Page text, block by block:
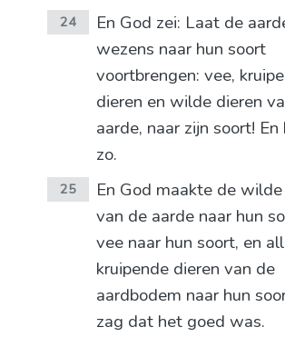
24
En God zei: Laat de
wezens naar hun soort
voortbrengen: vee,
dieren en wilde dieren
aarde, naar zijn soort!
zo.
25
En God maakte de
van de aarde naar hun
vee naar hun soort, en
kruipende dieren van de
aardbodem naar hun
zag dat het goed was.